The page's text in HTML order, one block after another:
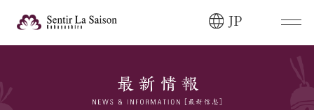
JP
0120-166-088